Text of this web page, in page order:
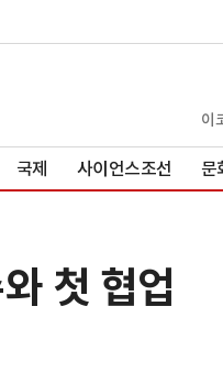
이
국제 사이언스조선 문
첫 협업